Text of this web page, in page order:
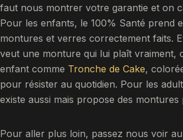
faut nous montrer votre garantie et on
Pour les enfants, le 100% Santé prend
montures et verres correctement faits.
veut une monture qui lui plaît vraiment,
enfant comme Tronche de Cake,
pour résister au quotidien. Pour les
existe aussi mais propose des montures
Pour aller plus loin, passez nous voir